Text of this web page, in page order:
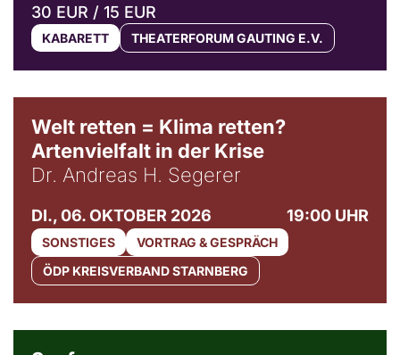
30 EUR / 15 EUR
KABARETT THEATERFORUM GAUTING E.V.
Welt retten = Klima retten?
Artenvielfalt in der Krise
Dr. Andreas H. Segerer
DI., 06. OKTOBER 2026 19:00 UHR
SONSTIGES
VORTRAG & GESPRÄCH
ÖDP KREISVERBAND STARNBERG